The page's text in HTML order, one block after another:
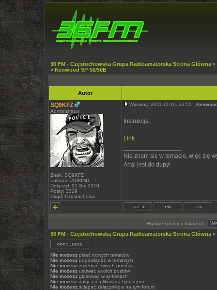
36 FM - Częstochowska Grupa Radioamatorska Strona Główna »
» Kenwood SP-50/50B
Autor
SQ9KFZ
Administrator
Znak: SQ9KFZ
Lokator: JO90NU
Dołączył: 21 Sty 2010
Posty: 3319
Skąd: Częstochowa
Wysłany: 2011-11-10, 23:51
Instrukcja.
Link
Nie znam się w temacie, więc się
Anal jest do dupy!
Wyświetl posty z ostatnich:
36 FM - Częstochowska Grupa Radioamatorska Strona Główna »
Nie możesz pisać nowych tematów
Nie możesz odpowiadać w tematach
Nie możesz zmieniać swoich postów
Nie możesz usuwać swoich postów
Nie możesz głosować w ankietach
Nie możesz załączać plików na tym forum
Nie możesz ściągać załączników na tym forum